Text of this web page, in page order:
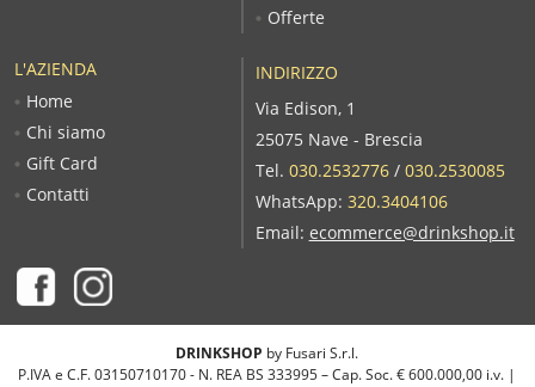
L'AZIENDA
Home
Chi siamo
Gift Card
Contatti
Offerte
INDIRIZZO
Via Edison, 1
25075 Nave - Brescia
Tel. 030.2532776/ 030.2530085
WhatsApp: 320.3404106
Email: ecommerce@drinkshop.it
DRINKSHOP by Fusari S.r.l.
P.IVA e C.F. 03150710170 - N. REA BS 333995 – Cap. Soc. € 600.000,00 i.v. |